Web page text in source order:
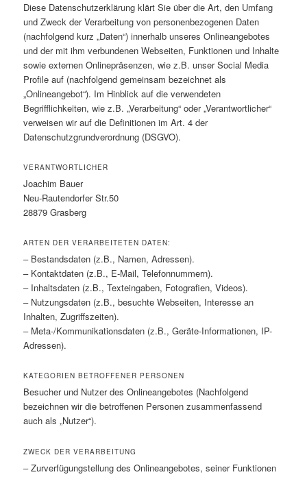
Diese Datenschutzerklärung klärt Sie über die Art, den Umfang
und Zweck der Verarbeitung von personenbezogenen Daten
(nachfolgend kurz „Daten“) innerhalb unseres Onlineangebotes
und der mit ihm verbundenen Webseiten, Funktionen und Inhalte
sowie externen Onlinepräsenzen, wie z.B. unser Social Media
Profile auf (nachfolgend gemeinsam bezeichnet als
„Onlineangebot“). Im Hinblick auf die verwendeten
Begrifflichkeiten, wie z.B. „Verarbeitung“ oder „Verantwortlicher“
verweisen wir auf die Definitionen im Art. 4 der
Datenschutzgrundverordnung (DSGVO).
VERANTWORTLICHER
Joachim Bauer
Neu-Rautendorfer Str.50
28879 Grasberg
ARTEN DER VERARBEITETEN DATEN:
– Bestandsdaten (z.B., Namen, Adressen).
– Kontaktdaten (z.B., E-Mail, Telefonnummern).
– Inhaltsdaten (z.B., Texteingaben, Fotografien, Videos).
– Nutzungsdaten (z.B., besuchte Webseiten, Interesse an
Inhalten, Zugriffszeiten).
– Meta-/Kommunikationsdaten (z.B., Geräte-Informationen, IP-
Adressen).
KATEGORIEN BETROFFENER PERSONEN
Besucher und Nutzer des Onlineangebotes (Nachfolgend
bezeichnen wir die betroffenen Personen zusammenfassend
auch als „Nutzer“).
ZWECK DER VERARBEITUNG
– Zurverfügungstellung des Onlineangebotes, seiner Funktionen